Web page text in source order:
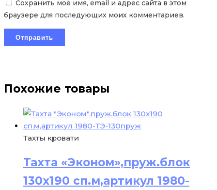
Сохранить моё имя, email и адрес сайта в этом
браузере для последующих моих комментариев.
Похожие товары
Тахты кровати
Тахта «Эконом»,пруж.блок
130х190 сп.м,артикул 1980-